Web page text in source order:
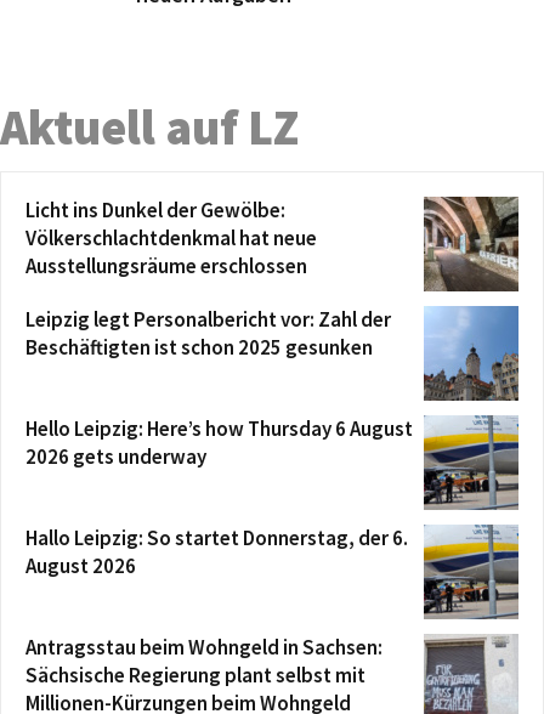
Aktuell auf LZ
Licht ins Dunkel der Gewölbe:
Völkerschlachtdenkmal hat neue
Ausstellungsräume erschlossen
Leipzig legt Personalbericht vor: Zahl der
Beschäftigten ist schon 2025 gesunken
Hello Leipzig: Here’s how Thursday 6 August
2026 gets underway
Hallo Leipzig: So startet Donnerstag, der 6.
August 2026
Antragsstau beim Wohngeld in Sachsen:
Sächsische Regierung plant selbst mit
Millionen-Kürzungen beim Wohngeld